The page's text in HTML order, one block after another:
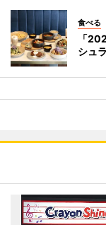
食べる
「
シュ